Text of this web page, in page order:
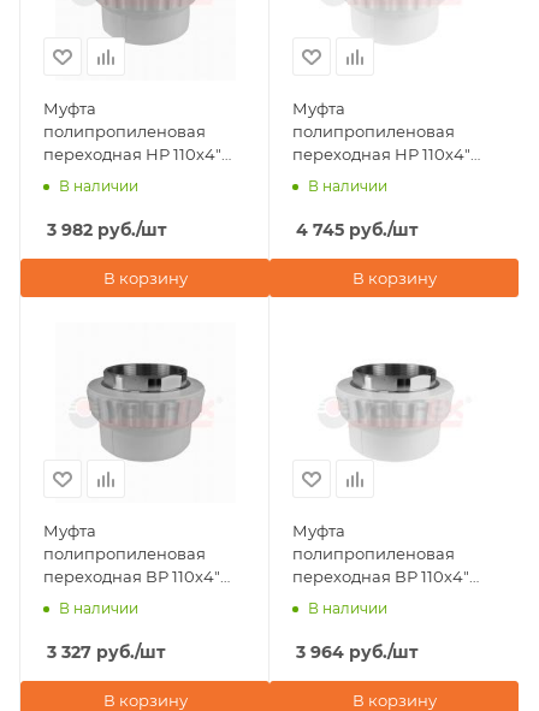
Муфта
полипропиленовая
переходная НР 110х4"
под ключ Valfex, серая
В наличии
3 982 руб./шт
В корзину
Муфта
полипропиленовая
переходная НР 110х4"
под ключ Valfex, белая
В наличии
4 745 руб./шт
В корзину
Муфта
полипропиленовая
переходная ВР 110х4"
под ключ Valfex, серая
В наличии
3 327 руб./шт
В корзину
Муфта
полипропиленовая
переходная ВР 110х4"
под ключ Valfex, белая
В наличии
3 964 руб./шт
В корзину